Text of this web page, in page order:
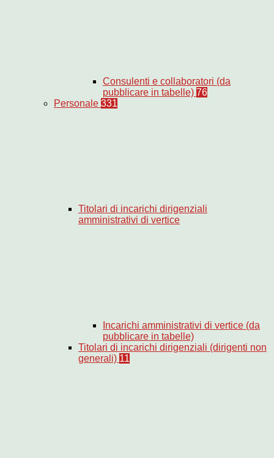
Consulenti e collaboratori (da
pubblicare in tabelle) 76
Personale 331
Titolari di incarichi dirigenziali
amministrativi di vertice
Incarichi amministrativi di vertice (da
pubblicare in tabelle)
Titolari di incarichi dirigenziali (dirigenti non
generali) 11